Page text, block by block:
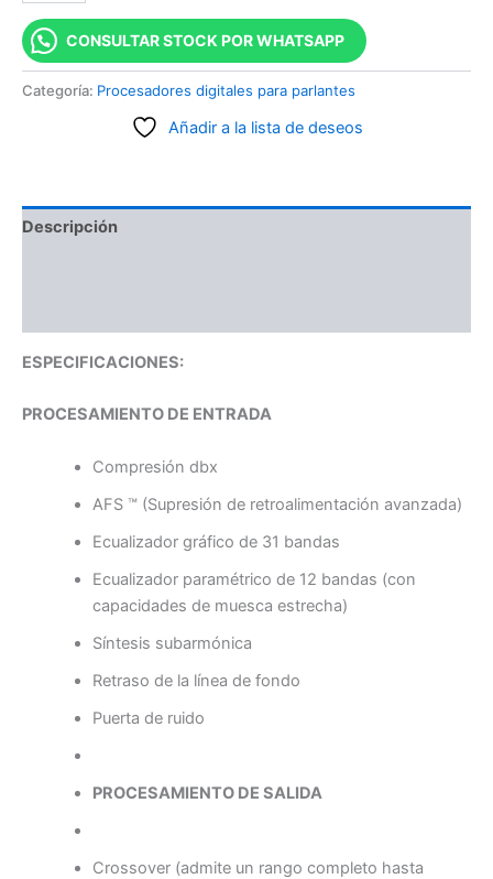
CONSULTAR STOCK POR WHATSAPP
Categoría: Procesadores digitales para parlantes
Añadir a la lista de deseos
Descripción
ESPECIFICACIONES:
PROCESAMIENTO DE ENTRADA
Compresión dbx
AFS ™ (Supresión de retroalimentación avanzada)
Ecualizador gráfico de 31 bandas
Ecualizador paramétrico de 12 bandas (con
capacidades de muesca estrecha)
Síntesis subarmónica
Retraso de la línea de fondo
Puerta de ruido
PROCESAMIENTO DE SALIDA
Crossover (admite un rango completo hasta